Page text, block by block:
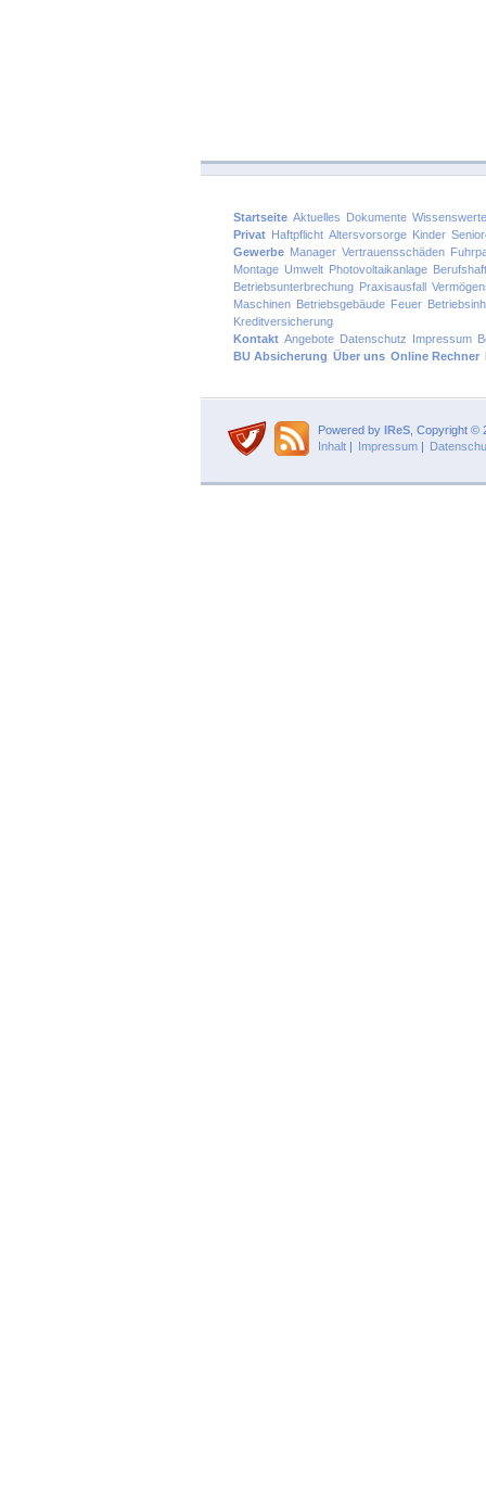
Startseite Aktuelles Dokumente
Privat Haftpflicht Altersvorsorge Kinder
Gewerbe Manager Vertrauensschäden
Montage Umwelt Photovoltaikanlage
Betriebsunterbrechung Praxisausfall
Maschinen Betriebsgebäude Feuer
Kreditversicherung
Kontakt Angebote Datenschutz Impressum
BU Absicherung Über uns Online Rechner
Powered by IReS , Copyright ©
Inhalt | Impressum |